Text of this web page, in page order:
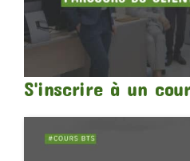
S'inscrire à un